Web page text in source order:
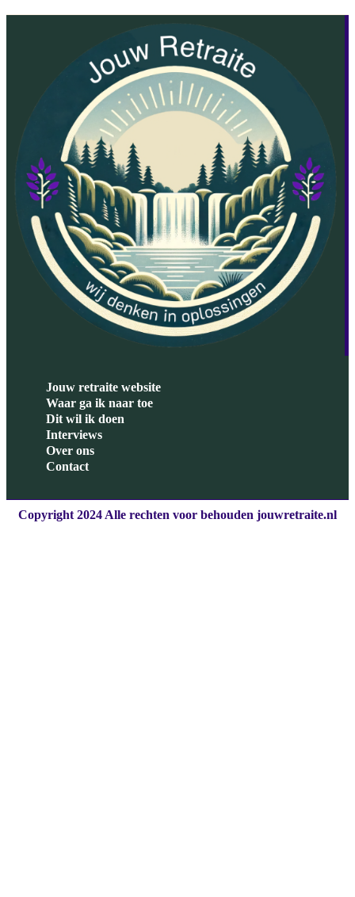
Jouw retraite website
Waar ga ik naar toe
Dit wil ik doen
Interviews
Over ons
Contact
Copyright 2024 Alle rechten voor behouden jouwretraite.nl